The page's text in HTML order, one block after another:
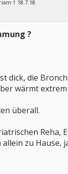
† 18.7.18
?
dick, die
wärmt
überall.
Reha,
zu Hause,